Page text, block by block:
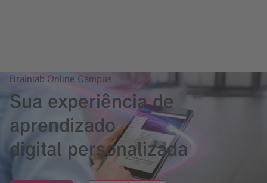
Brainlab Online Campus
Sua experiência de
aprendizado
digital personalizada